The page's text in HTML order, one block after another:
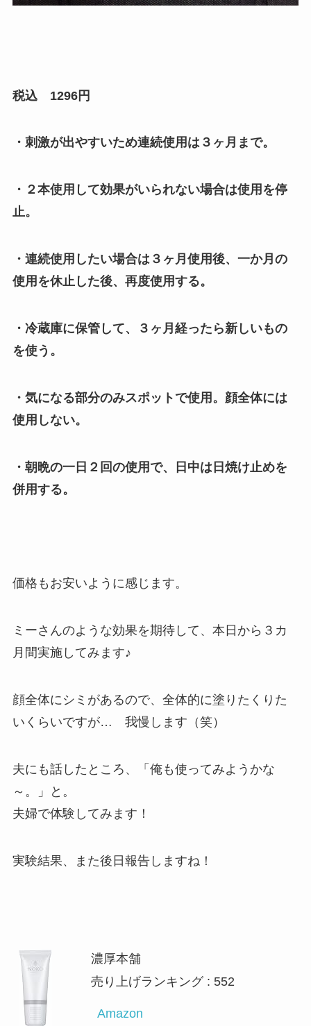
税込 1296円
・刺激が出やすいため連続使用は３ヶ月まで。
・２本使用して効果がいられない場合は使用を停
止。
・連続使用したい場合は３ヶ月使用後、一か月の
使用を休止した後、再度使用する。
・冷蔵庫に保管して、３ヶ月経ったら新しいもの
を使う。
・気になる部分のみスポットで使用。顔全体には
使用しない。
・朝晩の一日２回の使用で、日中は日焼け止めを
併用する。
価格もお安いように感じます。
ミーさんのような効果を期待して、本日から３カ
月間実施してみます♪
顔全体にシミがあるので、全体的に塗りたくりた
いくらいですが… 我慢します（笑）
夫にも話したところ、「俺も使ってみようかな
～。」と。
夫婦で体験してみます！
実験結果、また後日報告しますね！
濃厚本舗
売り上げランキング : 552
Amazon